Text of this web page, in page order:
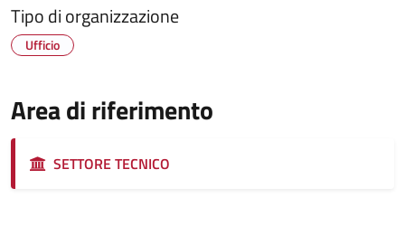
Tipo di organizzazione
Ufficio
Area di riferimento
SETTORE TECNICO